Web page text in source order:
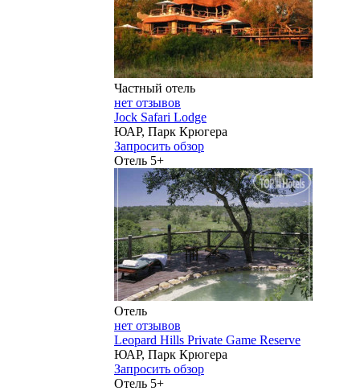
Частный отель
нет отзывов
Jock Safari Lodge
ЮАР, Парк Крюгера
Запросить обзор
Отель 5+
Отель
нет отзывов
Leopard Hills Private Game Reserve
ЮАР, Парк Крюгера
Запросить обзор
Отель 5+